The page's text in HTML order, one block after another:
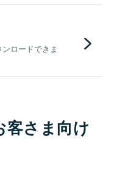
ロードできま
客さま向け